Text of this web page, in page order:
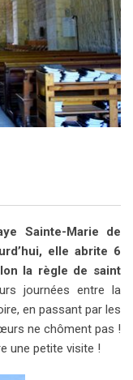
Sainte-Marie de
elle abrite 6
la règle de saint
journées entre la
en passant par les
ne chôment pas !
une petite visite !